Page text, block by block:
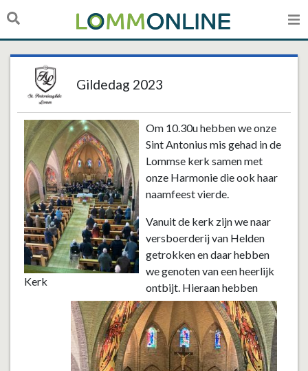
Gildedag 2023
Kerk
Om 10.30u hebben we onze
Sint Antonius mis gehad in de
Lommse kerk samen met
onze Harmonie die ook haar
naamfeest vierde.
Vanuit de kerk zijn we naar
versboerderij van Helden
getrokken en daar hebben
we genoten van een heerlijk
ontbijt. Hieraan hebben